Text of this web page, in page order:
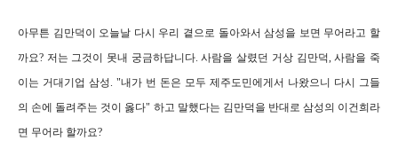
아무튼 김만덕이 오늘날 다시 우리 곁으로 돌아와서 삼성을 보면 무어라고 할
까요? 저는 그것이 못내 궁금하답니다. 사람을 살렸던 거상 김만덕, 사람을 죽
이는 거대기업 삼성. "내가 번 돈은 모두 제주도민에게서 나왔으니 다시 그들
의 손에 돌려주는 것이 옳다" 하고 말했다는 김만덕을 반대로 삼성의 이건희라
면 무어라 할까요?